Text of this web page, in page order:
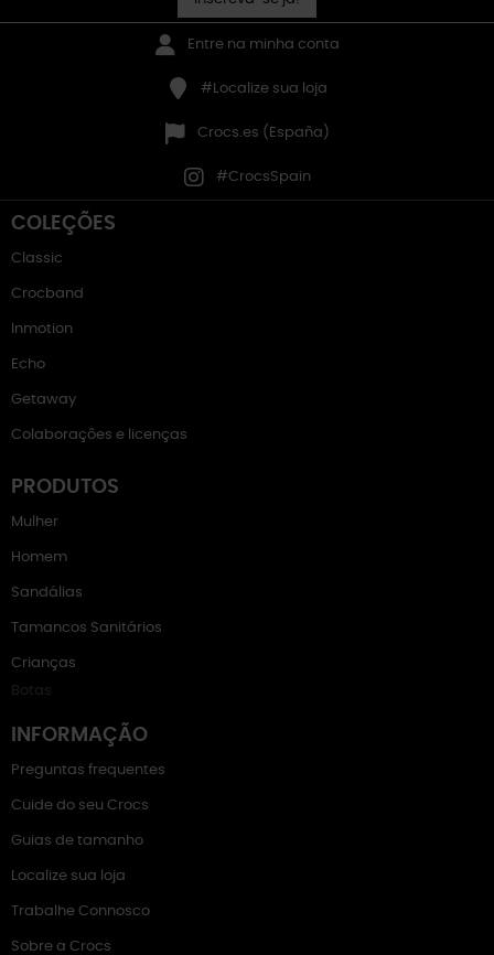
Entre na minha conta
#Localize sua loja
Crocs.es (España)
#CrocsSpain
COLEÇÕES
Classic
Crocband
Inmotion
Echo
Getaway
Colaborações e licenças
PRODUTOS
Mulher
Homem
Sandálias
Tamancos Sanitários
Crianças
Botas
INFORMAÇÃO
Preguntas frequentes
Cuide do seu Crocs
Guias de tamanho
Localize sua loja
Trabalhe Connosco
Sobre a Crocs